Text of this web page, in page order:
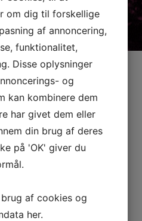
om dig til forskellige
af annoncering,
funktionalitet,
Disse oplysninger
og
kan kombinere dem
har givet dem eller
din brug af deres
på 'OK' giver du
af cookies og
her.